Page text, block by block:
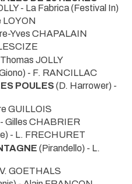
- La Fabrica (Festival In)
LOYON
Yves CHAPALAIN
JOLLY
- F. RANCILLAC
POULES(D. Harrower) -
GUILLOIS
Gilles CHABRIER
- L. FRECHURET
(Pirandello) - L.
GOETHALS